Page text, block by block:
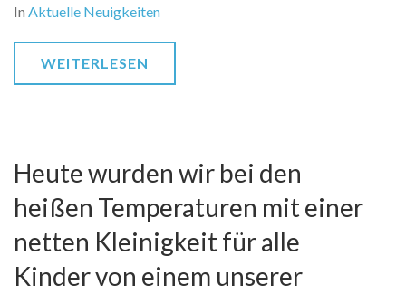
In Aktuelle Neuigkeiten
WEITERLESEN
Heute wurden wir bei den
heißen Temperaturen mit einer
netten Kleinigkeit für alle
Kinder von einem unserer